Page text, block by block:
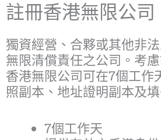
註冊香港無限公司
獨資經營、合夥或其他非
無限清償責任之公司。考慮
香港無限公司可在7個工作
照副本、地址證明副本及
7個工作天